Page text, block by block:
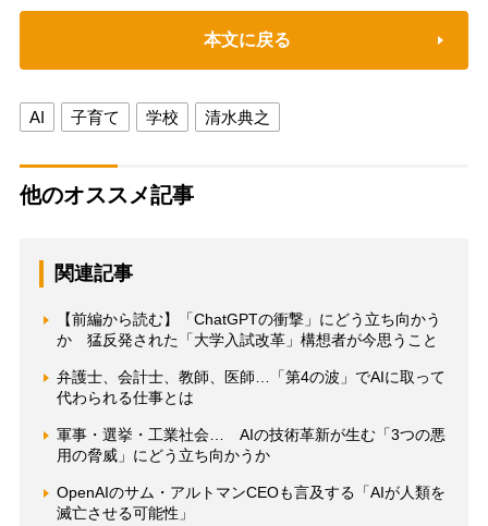
本文に戻る
AI 子育て 学校 清水典之
他のオススメ記事
関連記事
【前編から読む】「ChatGPTの衝撃」にどう立ち向かう
か 猛反発された「大学入試改革」構想者が今思うこと
弁護士、会計士、教師、医師…「第4の波」でAIに取って
代わられる仕事とは
軍事・選挙・工業社会… AIの技術革新が生む「3つの悪
用の脅威」にどう立ち向かうか
OpenAIのサム・アルトマンCEOも言及する「AIが人類を
滅亡させる可能性」